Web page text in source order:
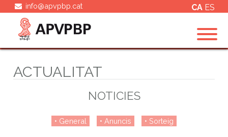
info@apvpbp.cat CA ES
ACTUALITAT
NOTICIES
General Anuncis Sorteig